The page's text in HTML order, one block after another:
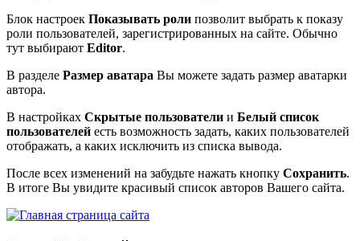
Блок настроек Показывать роли позволит выбрать к показу
роли пользователей, зарегистрированных на сайте. Обычно
тут выбирают Editor.
В разделе Размер аватара Вы можете задать размер аватарки
автора.
В настройках Скрытые пользователи и Белый список
пользователей есть возможность задать, каких пользователей
отображать, а каких исключить из списка вывода.
После всех изменений на забудьте нажать кнопку Сохранить.
В итоге Вы увидите красивый список авторов Вашего сайта.